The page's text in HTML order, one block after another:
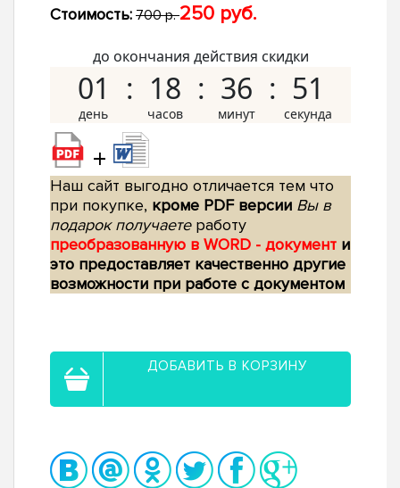
Стоимость: 700 р.250 руб.
до окончания действия скидки
01 18 36 51
+
Наш сайт выгодно отличается тем что
при покупке, кроме PDF версии Вы в
подарок получаетеработу
преобразованную в WORD - документ и
это предоставляет качественно другие
возможности при работе с документом
ДОБАВИТЬ В КОРЗИНУ